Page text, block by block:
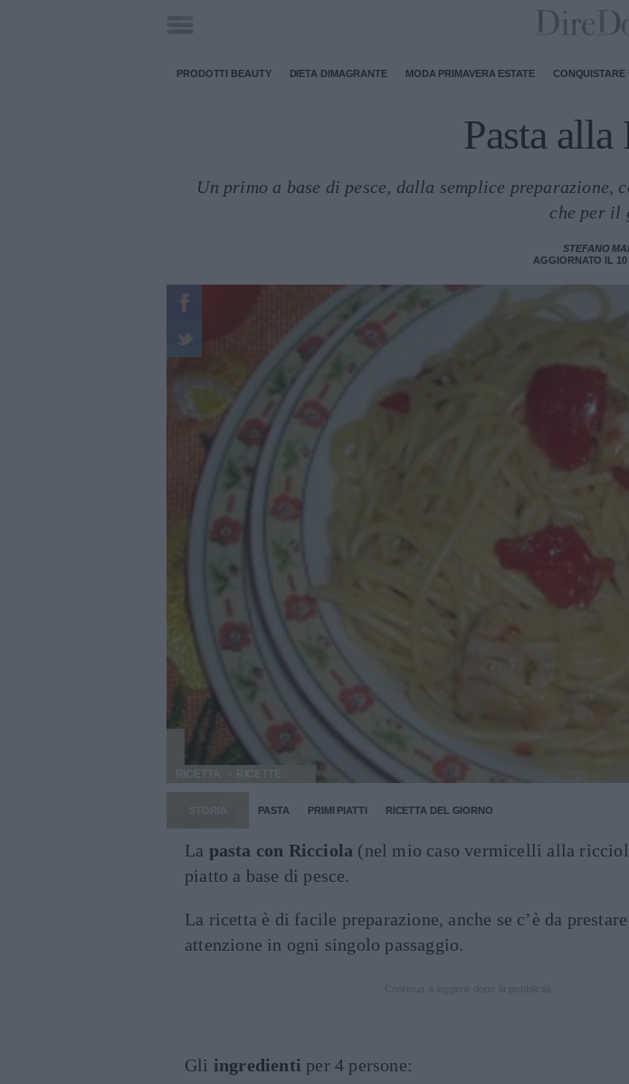
PRODOTTI BEAUTY DIETA DIMAGRANTE MODA PRIMAVERA ESTATE CONQUISTARE
Pasta
Un primo a base di pesce, dalla semplice
che per il
STEFANO
AGGIORNATO IL
RICETTA
STORIA PASTA PRIMI PIATTI RICETTA DEL GIORNO
La pasta con Ricciola (nel mio caso vermicelli alla
piatto a base di pesce.
La ricetta è di facile preparazione, anche se c’è da
attenzione in ogni singolo passaggio.
Gli ingredienti per 4 persone: